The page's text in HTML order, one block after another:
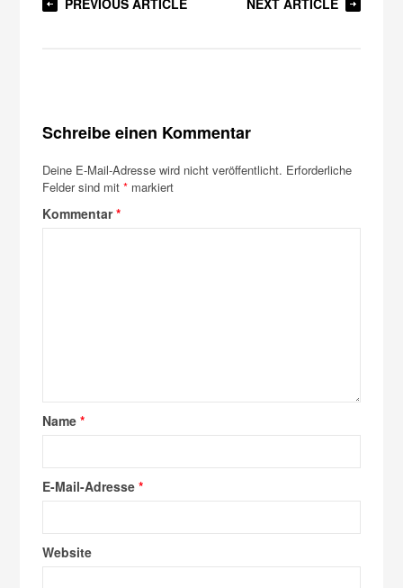
Schreibe einen Kommentar
Deine E-Mail-Adresse wird nicht veröffentlicht. Erforderliche
Felder sind mit* markiert
Kommentar*
Name*
E-Mail-Adresse*
Website